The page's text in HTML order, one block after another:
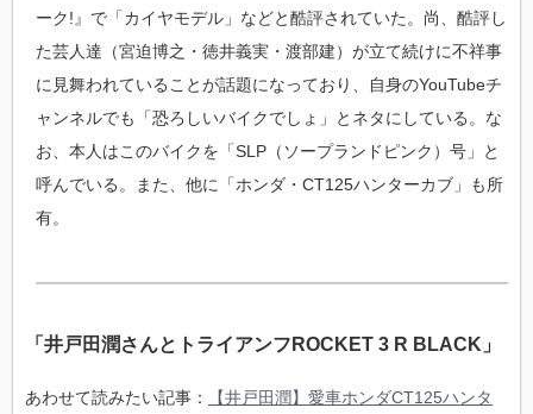
ーク!』で「カイヤモデル」などと酷評されていた。尚、酷評し
た芸人達（宮迫博之・徳井義実・渡部建）が立て続けに不祥事
に見舞われていることが話題になっており、自身のYouTubeチ
ャンネルでも「恐ろしいバイクでしょ」とネタにしている。な
お、本人はこのバイクを「SLP（ソープランドピンク）号」と
呼んでいる。また、他に「ホンダ・CT125ハンターカブ」も所
有。
「井戸田潤さんとトライアンフROCKET 3 R BLACK」
あわせて読みたい記事： 【井戸田潤】愛車ホンダCT125ハンタ